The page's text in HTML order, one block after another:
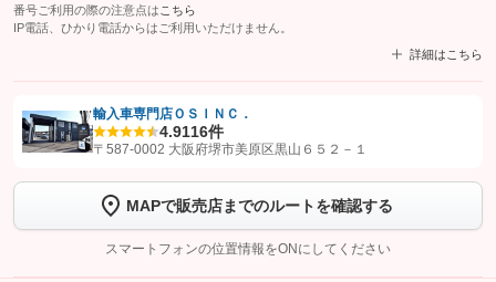
番号ご利用の際の注意点は こちら
IP電話、ひかり電話からはご利用いただけません。
詳細はこちら
【STEP1】認証画面でグーネットを友だち追加してから「許可する」ボタンを押
トーク画面で
ボタンをタップして問い合わせを
完了してください。
こちら
輸入車専門店ＯＳＩＮＣ．
4.9116件
〒587-0002 大阪府堺市美原区黒山６５２－１
MAPで販売店までのルートを確認する
スマートフォンの位置情報をONにしてください